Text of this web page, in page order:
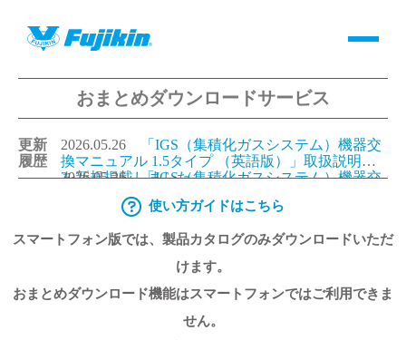
製品情報
バルブ・継手・システムを探す
製品カタログダウンロード
おまとめダウンロードサービス
更新
履歴
2026.05.26
「IGS（集積化ガスシステム）機器交
換マニュアル 1.5タイプ （英語版）」取扱説明書
を新規掲載しました。
2026.05.26「IGS（集積化ガスシステム）機器交
換マニュアル 1.125タイプ（英語版）」取扱説明書
を新規掲載しました。
2026.05.26「IGS（集積化ガスシステム）機器交
書を更新しました。
2026.05.26「IGS（集積化ガスシステム）機器交
換マニュアル 1.125タイプ（日本語版）」取扱説明
書を更新しました。
使い方ガイドはこちら
スマートフォン版では、製品カタログのみダウンロードいただ
けます。
おまとめダウンロード機能はスマートフォンではご利用できま
せん。